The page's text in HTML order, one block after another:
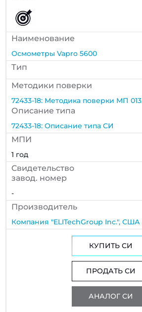
Наименование
Осмометры Vapro 5600
Тип
Методики поверки
72433-18: Методика поверки МП
Описание типа
72433-18: Описание типа СИ
МПИ
1 год
Cвидетельство
завод. номер
-
Производитель
Компания "ELITechGroup Inc.", США
КУПИТЬ СИ
ПРОДАТЬ СИ
АНАЛОГ СИ